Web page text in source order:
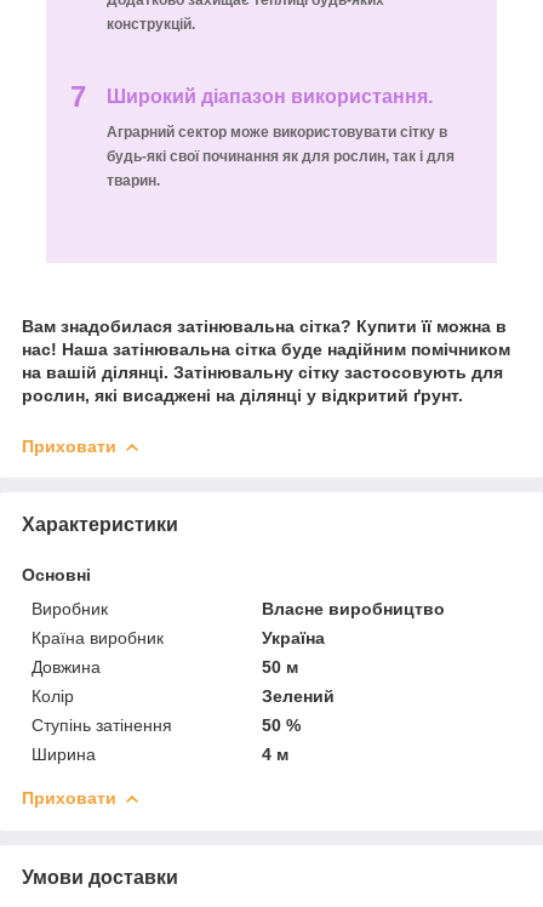
конструкцій.
7 Широкий діапазон використання.
Аграрний сектор може використовувати сітку в
будь-які свої починання як для рослин, так і для
тварин.
Вам знадобилася затінювальна сітка? Купити її можна в
нас! Наша затінювальна сітка буде надійним помічником
на вашій ділянці. Затінювальну сітку застосовують для
рослин, які висаджені на ділянці у відкритий ґрунт.
Приховати
Характеристики
Основні
Виробник
Власне виробництво
Країна виробник
Україна
Довжина
50 м
Колір
Зелений
Ступінь затінення
50 %
Ширина
4 м
Приховати
Умови доставки